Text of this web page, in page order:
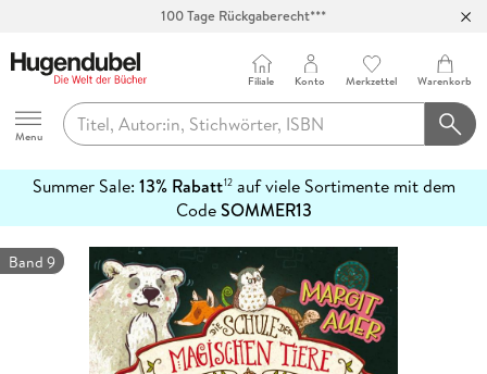
100 Tage Rückgaberecht***
Hugendubel
Menu
Filiale Konto Merkzettel Warenkorb
Summer Sale: 13% Rabatt12auf viele Sortimente mit dem
CodeSOMMER13
erfahren
Band 9